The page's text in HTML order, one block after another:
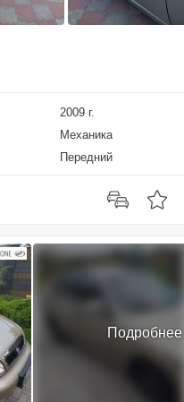
2009 г.
Механика
Передний
Подробнее